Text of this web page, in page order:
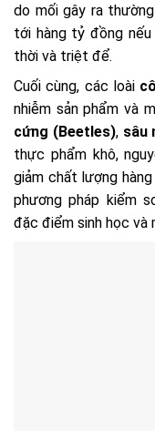
do mối gây ra
tới hàng tỷ đồng
thời và triệt để.
Cuối cùng, các loài
nhiễm sản phẩm và
cứng (Beetles), sâu
thực phẩm khô,
giảm chất lượng
phương pháp kiểm
đặc điểm sinh học và